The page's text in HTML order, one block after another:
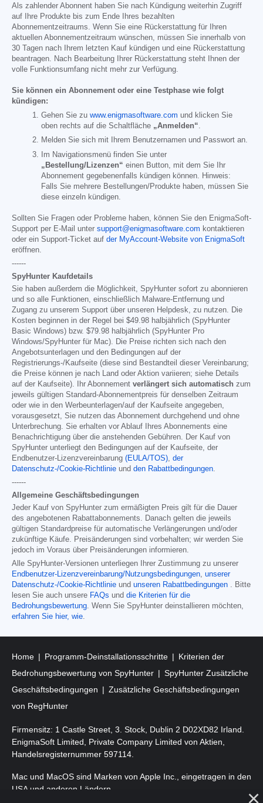
Als zahlender Abonnent haben Sie nach Kündigung weiterhin Zugriff
auf Ihre Produkte bis zum Ende Ihres bezahlten
Abonnementzeitraums. Wenn Sie eine Rückerstattung für Ihren
aktuellen Abonnementzeitraum wünschen, müssen Sie innerhalb von
30 Tagen nach Ihrem letzten Kauf kündigen und eine Rückerstattung
beantragen. Nach Bearbeitung Ihrer Rückerstattung steht Ihnen der
volle Funktionsumfang nicht mehr zur Verfügung.
Sie können ein Abonnement oder eine Testphase wie folgt
kündigen:
Gehen Sie zu www.enigmasoftware.com und klicken Sie
oben rechts auf die Schaltfläche „Anmelden“.
Melden Sie sich mit Ihrem Benutzernamen und Passwort an.
Im Navigationsmenü finden Sie unter
„Bestellung/Lizenzen“ einen Button, mit dem Sie Ihr
Abonnement gegebenenfalls kündigen können. Hinweis:
Falls Sie mehrere Bestellungen/Produkte haben, müssen Sie
diese einzeln kündigen.
Sollten Sie Fragen oder Probleme haben, können Sie den EnigmaSoft-
Support per E-Mail unter support@enigmasoftware.com kontaktieren
oder ein Support-Ticket auf der MyAccount-Website von EnigmaSoft
eröffnen.
------
SpyHunter Kaufdetails
Sie haben außerdem die Möglichkeit, SpyHunter sofort zu abonnieren
und so alle Funktionen, einschließlich Malware-Entfernung und
Zugang zu unserem Support über unseren Helpdesk, zu nutzen. Die
Kosten beginnen in der Regel bei $49.98 halbjährlich (SpyHunter
Basic Windows) bzw. $79.98 halbjährlich (SpyHunter Pro
Windows/SpyHunter für Mac). Die Preise richten sich nach den
Angebotsunterlagen und den Bedingungen auf der
Registrierungs-/Kaufseite (diese sind Bestandteil dieser Vereinbarung;
die Preise können je nach Land oder Aktion variieren; siehe Details
auf der Kaufseite). Ihr Abonnement verlängert sich automatisch zum
jeweils gültigen Standard-Abonnementpreis für denselben Zeitraum
oder wie in den Werbeunterlagen/auf der Kaufseite angegeben,
vorausgesetzt, Sie nutzen das Abonnement durchgehend und ohne
Unterbrechung. Sie erhalten vor Ablauf Ihres Abonnements eine
Benachrichtigung über die anstehenden Gebühren. Der Kauf von
SpyHunter unterliegt den Bedingungen auf der Kaufseite, der
Endbenutzer-Lizenzvereinbarung (EULA/TOS) der
Datenschutz-/Cookie-Richtlinie und den Rabattbedingungen
------
Allgemeine Geschäftsbedingungen
Jeder Kauf von SpyHunter zum ermäßigten Preis gilt für die Dauer
des angebotenen Rabattabonnements. Danach gelten die jeweils
gültigen Standardpreise für automatische Verlängerungen und/oder
zukünftige Käufe. Preisänderungen sind vorbehalten; wir werden Sie
jedoch im Voraus über Preisänderungen informieren.
Alle SpyHunter-Versionen unterliegen Ihrer Zustimmung zu unserer
Endbenutzer-Lizenzvereinbarung/Nutzungsbedingungen unserer
Datenschutz-/Cookie-Richtlinie und unseren Rabattbedingungen . Bitte
lesen Sie auch unsere FAQs und die Kriterien für die
Bedrohungsbewertung . Wenn Sie SpyHunter deinstallieren möchten,
erfahren Sie hier, wie
Home Programm-Deinstallationsschritte
Kriterien der
Bedrohungsbewertung von SpyHunter
SpyHunter Zusätzliche
Geschäftsbedingungen
Zusätzliche Geschäftsbedingungen
von RegHunter
Firmensitz: 1 Castle Street, 3. Stock, Dublin 2 D02XD82 Irland.
EnigmaSoft Limited, Private Company Limited von Aktien,
Handelsregisternummer 597114.
Mac und MacOS sind Marken von Apple Inc., eingetragen in den
USA und anderen Ländern.